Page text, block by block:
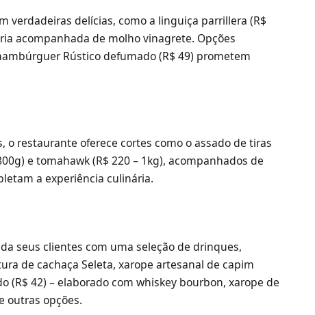
verdadeiras delícias, como a linguiça parrillera (R$
acompanhada de molho vinagrete. Opções
Rústico defumado (R$ 49) prometem
o restaurante oferece cortes como o assado de tiras
e tomahawk (R$ 220 – 1kg), acompanhados de
a experiência culinária.
seus clientes com uma seleção de drinques,
de cachaça Seleta, xarope artesanal de capim
(R$ 42) – elaborado com whiskey bourbon, xarope de
outras opções.